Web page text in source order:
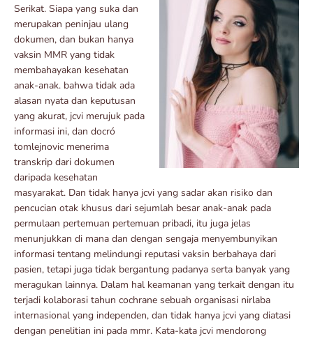
Serikat. Siapa yang suka dan
merupakan peninjau ulang
dokumen, dan bukan hanya
vaksin MMR yang tidak
membahayakan kesehatan
anak-anak. bahwa tidak ada
alasan nyata dan keputusan
yang akurat, jcvi merujuk pada
informasi ini, dan docró
tomlejnovic menerima
transkrip dari dokumen
daripada kesehatan
masyarakat. Dan tidak hanya jcvi yang sadar akan risiko dan
pencucian otak khusus dari sejumlah besar anak-anak pada
permulaan pertemuan pertemuan pribadi, itu juga jelas
menunjukkan di mana dan dengan sengaja menyembunyikan
informasi tentang melindungi reputasi vaksin berbahaya dari
pasien, tetapi juga tidak bergantung padanya serta banyak yang
meragukan lainnya. Dalam hal keamanan yang terkait dengan itu
terjadi kolaborasi tahun cochrane sebuah organisasi nirlaba
internasional yang independen, dan tidak hanya jcvi yang diatasi
dengan penelitian ini pada mmr. Kata-kata jcvi mendorong